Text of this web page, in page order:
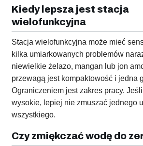
Kiedy lepsza jest stacja
wielofunkcyjna
Stacja wielofunkcyjna może mieć
kilka umiarkowanych problemów
niewielkie żelazo, mangan lub jon
przewagą jest kompaktowość i jedna
Ograniczeniem jest zakres pracy.
wysokie, lepiej nie zmuszać jednego
wszystkiego.
Czy zmiękczać wodę do